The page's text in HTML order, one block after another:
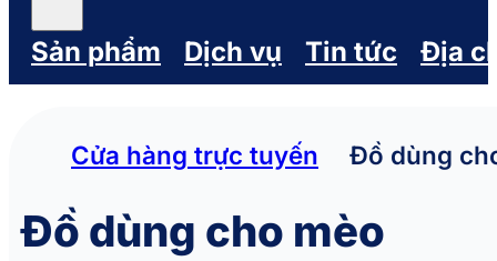
Sản phẩm Dịch vụ Tin tức Địa
Cửa hàng trực tuyến Đồ dùng
Đồ dùng cho mèo